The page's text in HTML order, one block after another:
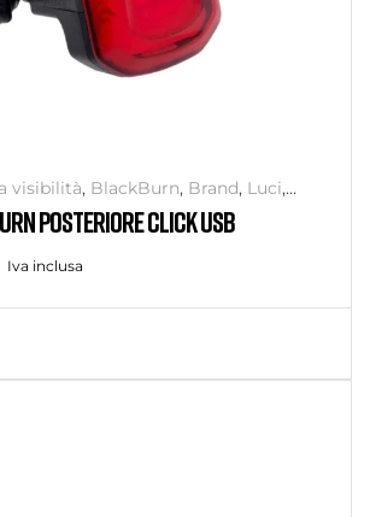
visibilità, BlackBurn, Brand, Luci,
,Sicurezza
POSTERIORE CLICK USB
Iva inclusa